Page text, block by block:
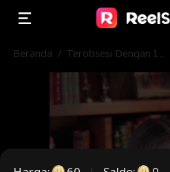
Beranda / Terobsesi Dengan Is